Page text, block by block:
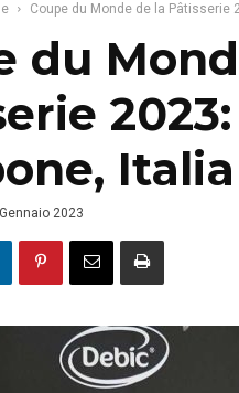
Coupe du Monde de la Pâtisserie
du
2023